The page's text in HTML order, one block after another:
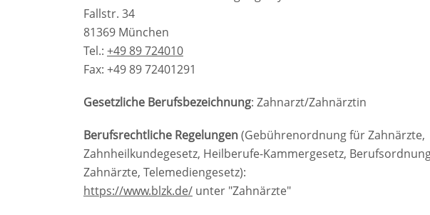
Fallstr. 34
81369 München
Tel.: +49 89 724010
Fax: +49 89 72401291
Gesetzliche Berufsbezeichnung: Zahnarzt/Zahnärztin
Berufsrechtliche Regelungen(Gebührenordnung für Zahnärzte,
Zahnheilkundegesetz, Heilberufe-Kammergesetz,
Zahnärzte, Telemediengesetz):
https://www.blzk.de/ unter "Zahnärzte"